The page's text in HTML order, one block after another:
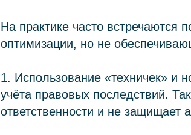
На практике часто
оптимизации, но не
1. Использование «техничек» и
учёта правовых последствий.
ответственности и не защищает